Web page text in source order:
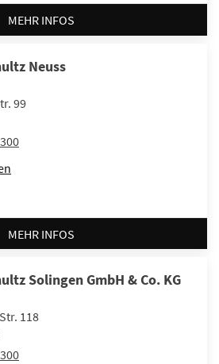
MEHR INFOS
Neuss
99
MEHR INFOS
Solingen GmbH & Co. KG
118